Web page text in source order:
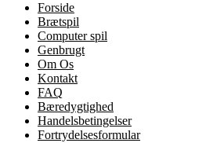
Forside
Brætspil
Computer spil
Genbrugt
Om Os
Kontakt
FAQ
Bæredygtighed
Handelsbetingelser
Fortrydelsesformular